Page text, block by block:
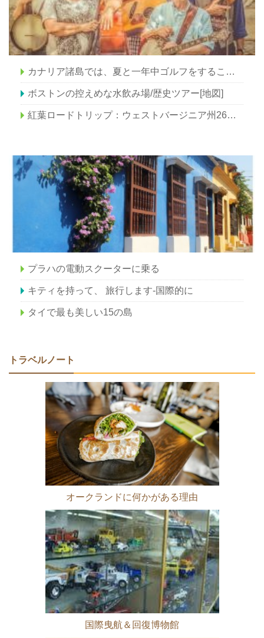
カナリア諸島では、夏と一年中ゴルフをすることができます
ボストンの控えめな水飲み場/歴史ツアー[地図]
紅葉ロードトリップ：ウェストバージニア州26からウェストバージニア州24
プラハの電動スクーターに乗る
キティを持って、 旅行します-国際的に
タイで最も美しい15の島
トラベルノート
オークランドに何かがある理由
国際曳航＆回復博物館